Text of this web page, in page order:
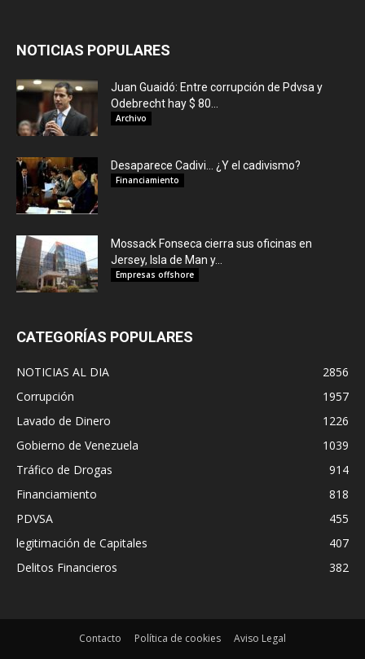
NOTICIAS POPULARES
Juan Guaidó: Entre corrupción de Pdvsa y
Odebrecht hay $ 80...
Archivo
Desaparece Cadivi… ¿Y el cadivismo?
Financiamiento
Mossack Fonseca cierra sus oficinas en
Jersey, Isla de Man y...
Empresas offshore
CATEGORÍAS POPULARES
NOTICIAS AL DIA
2856
Corrupción
1957
Lavado de Dinero
1226
Gobierno de Venezuela
1039
Tráfico de Drogas
914
Financiamiento
818
PDVSA
455
legitimación de Capitales
407
Delitos Financieros
382
Contacto Política de cookies Aviso Legal